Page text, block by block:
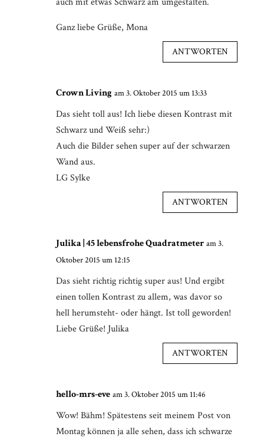
Ganz liebe Grüße, Mona
ANTWORTEN
Crown Living am 3. Oktober 2015 um 13:33
Das sieht toll aus! Ich liebe diesen Kontrast mit
Schwarz und Weiß sehr:)
Auch die Bilder sehen super auf der schwarzen
Wand aus.
LG Sylke
ANTWORTEN
Julika | 45 lebensfrohe Quadratmeter am 3.
Oktober 2015 um 12:15
Das sieht richtig richtig super aus! Und ergibt
einen tollen Kontrast zu allem, was davor so
hell herumsteht- oder hängt. Ist toll geworden!
Liebe Grüße! Julika
ANTWORTEN
hello-mrs-eve am 3. Oktober 2015 um 11:46
Wow! Bähm! Spätestens seit meinem Post von
Montag können ja alle sehen, dass ich schwarze